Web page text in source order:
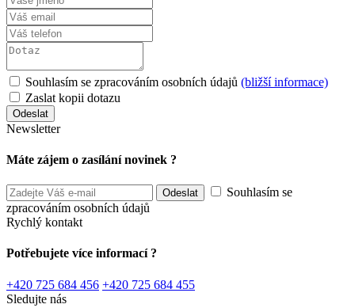
Souhlasím se zpracováním osobních údajů (bližší informace)
Zaslat kopii dotazu
Newsletter
Máte zájem o zasílání novinek ?
Souhlasím se
zpracováním osobních údajů
Rychlý kontakt
Potřebujete více informací ?
+420 725 684 456 +420 725 684 455
Sledujte nás